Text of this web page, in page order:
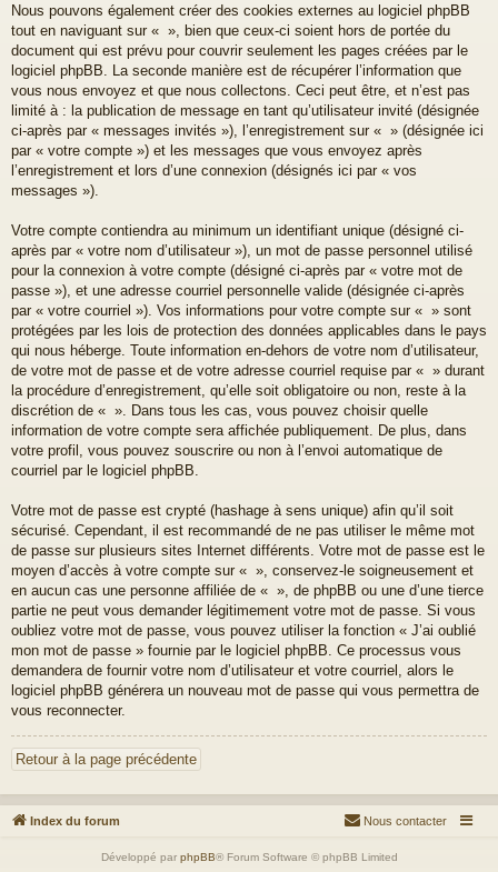
Nous pouvons également créer des cookies externes au logiciel phpBB
tout en naviguant sur « », bien que ceux-ci soient hors de portée du
document qui est prévu pour couvrir seulement les pages créées par le
logiciel phpBB. La seconde manière est de récupérer l’information que
vous nous envoyez et que nous collectons. Ceci peut être, et n’est pas
limité à : la publication de message en tant qu’utilisateur invité (désignée
ci-après par « messages invités »), l’enregistrement sur « » (désignée ici
par « votre compte ») et les messages que vous envoyez après
l’enregistrement et lors d’une connexion (désignés ici par « vos
messages »).
Votre compte contiendra au minimum un identifiant unique (désigné ci-
après par « votre nom d’utilisateur »), un mot de passe personnel utilisé
pour la connexion à votre compte (désigné ci-après par « votre mot de
passe »), et une adresse courriel personnelle valide (désignée ci-après
par « votre courriel »). Vos informations pour votre compte sur « » sont
protégées par les lois de protection des données applicables dans le pays
qui nous héberge. Toute information en-dehors de votre nom d’utilisateur,
de votre mot de passe et de votre adresse courriel requise par « » durant
la procédure d’enregistrement, qu’elle soit obligatoire ou non, reste à la
discrétion de « ». Dans tous les cas, vous pouvez choisir quelle
information de votre compte sera affichée publiquement. De plus, dans
votre profil, vous pouvez souscrire ou non à l’envoi automatique de
courriel par le logiciel phpBB.
Votre mot de passe est crypté (hashage à sens unique) afin qu’il soit
sécurisé. Cependant, il est recommandé de ne pas utiliser le même mot
de passe sur plusieurs sites Internet différents. Votre mot de passe est le
moyen d’accès à votre compte sur « », conservez-le soigneusement et
en aucun cas une personne affiliée de « », de phpBB ou une d’une tierce
partie ne peut vous demander légitimement votre mot de passe. Si vous
oubliez votre mot de passe, vous pouvez utiliser la fonction « J’ai oublié
mon mot de passe » fournie par le logiciel phpBB. Ce processus vous
demandera de fournir votre nom d’utilisateur et votre courriel, alors le
logiciel phpBB générera un nouveau mot de passe qui vous permettra de
vous reconnecter.
Retour à la page précédente
Index du forum Nous contacter
Développé par phpBB® Forum Software © phpBB Limited